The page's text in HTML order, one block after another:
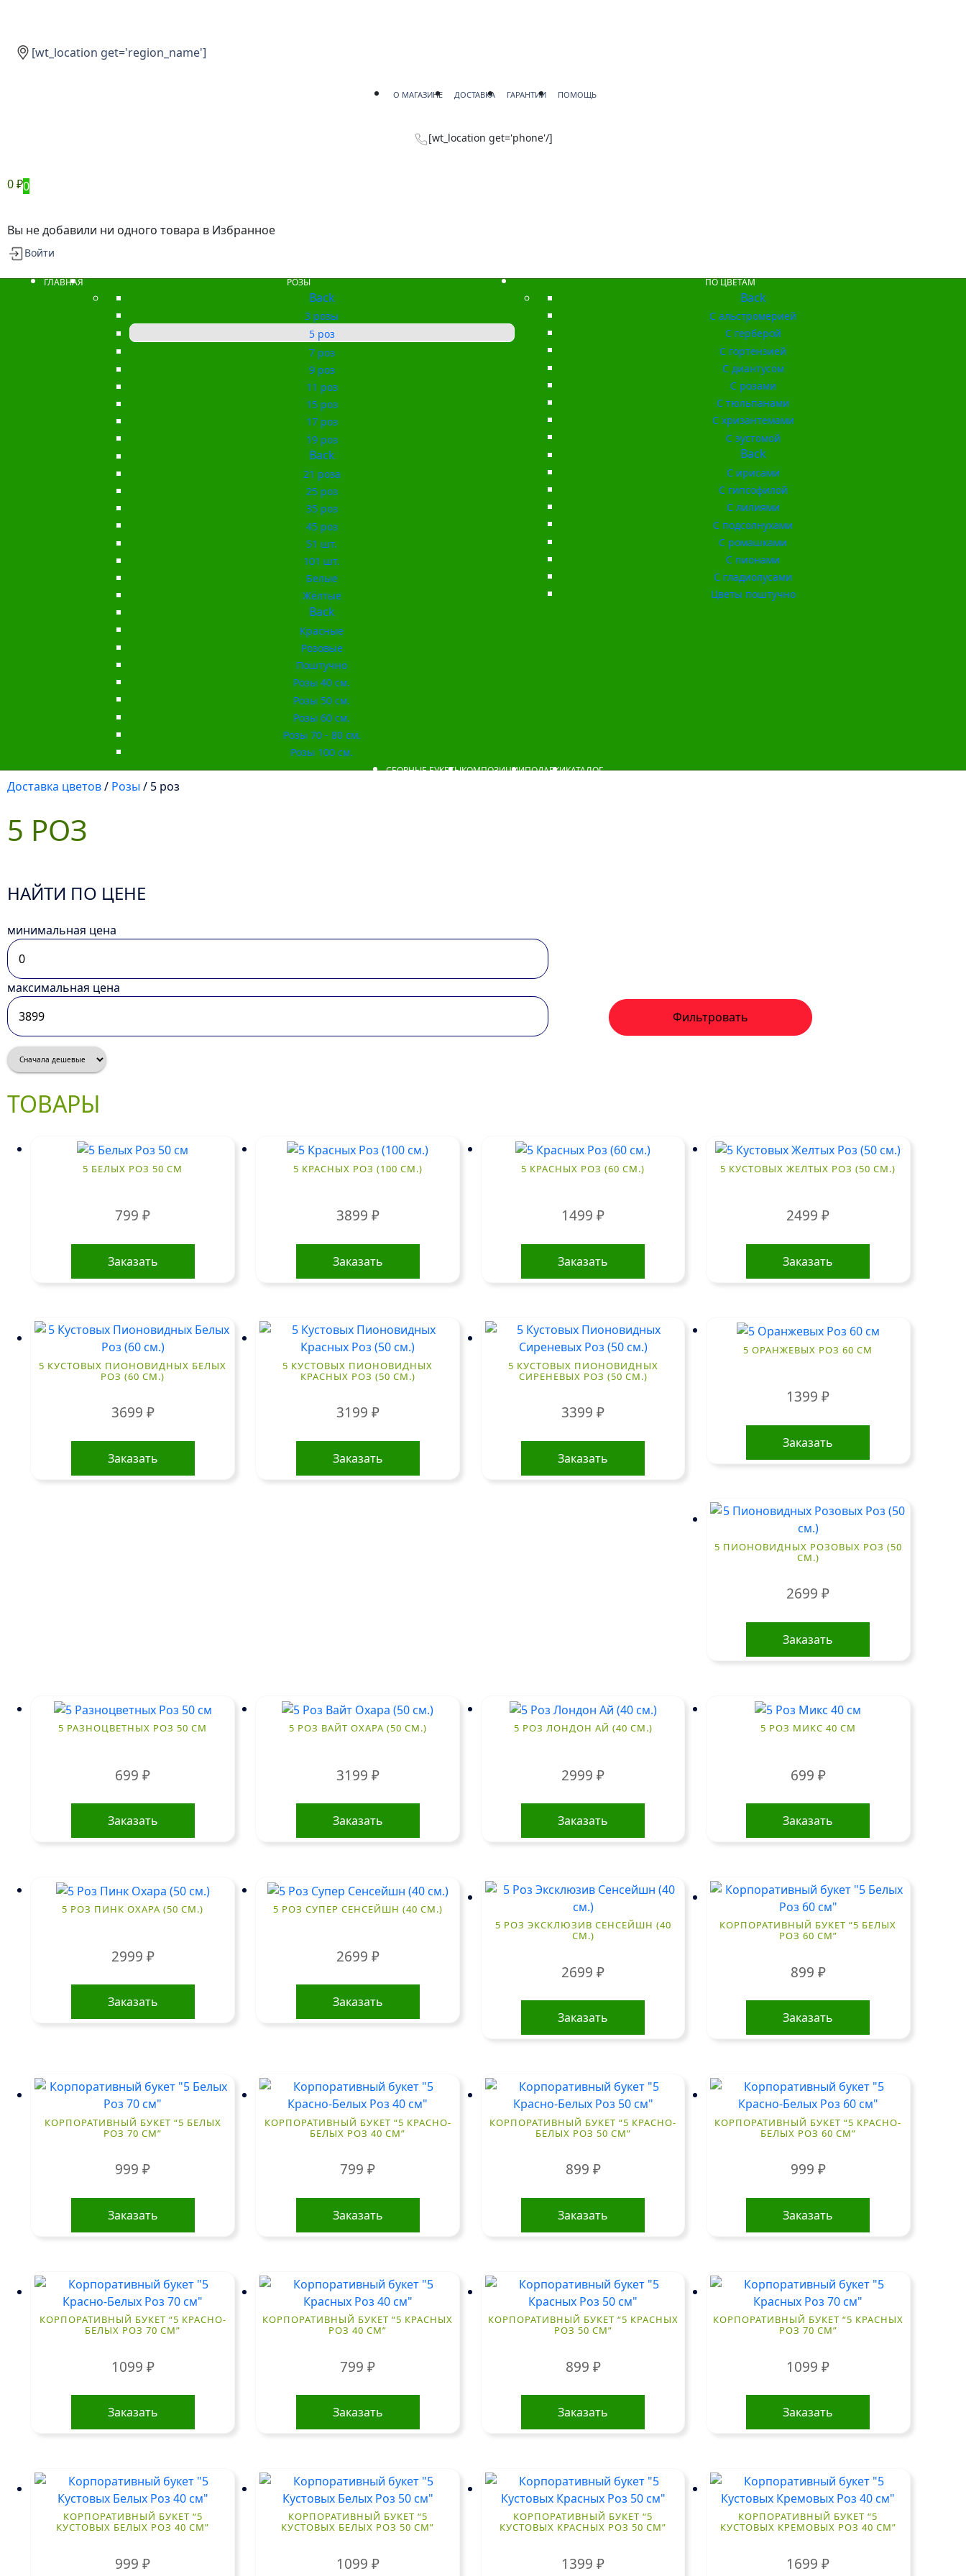
[wt_location get='region_name']
О МАГАЗИНЕ ДОСТАВКА ГАРАНТИИ ПОМОЩЬ
[wt_location get='phone'/]
0₽0
Вы не добавили ни одного товара в Избранное
Войти
ГЛАВНАЯ РОЗЫ
Back
3 розы
5 роз
7 роз
9 роз
11 роз
15 роз
17 роз
19 роз
Back
21 роза
25 роз
35 роз
45 роз
51 шт.
101 шт.
Белые
Жёлтые
Back
Красные
Розовые
Поштучно
Розы 40 см.
Розы 50 см.
Розы 60 см.
Розы 70 - 80 см.
Розы 100 см.
ПО ЦВЕТАМ
Back
С альстромерией
С герберой
С гортензией
С диантусом
С розами
С тюльпанами
С хризантемами
С эустомой
Back
С ирисами
С гипсофилой
С лилиями
С подсолнухами
С ромашками
С пионами
С гладиолусами
Цветы поштучно
СБОРНЫЕ БУКЕТЫКОМПОЗИЦИИПОДАРКИКАТАЛОГ
Доставка цветов/ Розы / 5 роз
5 РОЗ
НАЙТИ ПО ЦЕНЕ
минимальная цена
максимальная цена
Фильтровать
ТОВАРЫ
5 БЕЛЫХ РОЗ 50 СМ
799₽
Заказать
5 КРАСНЫХ РОЗ (100 СМ.)
3899 ₽
Заказать
5 КРАСНЫХ РОЗ (60 СМ.)
1499 ₽
Заказать
5 КУСТОВЫХ ЖЕЛТЫХ РОЗ (50 СМ.)
2499₽
Заказать
5 КУСТОВЫХ ПИОНОВИДНЫХ БЕЛЫХ
РОЗ (60 СМ.)
3699 ₽
Заказать
5 КУСТОВЫХ ПИОНОВИДНЫХ
КРАСНЫХ РОЗ (50 СМ.)
3199 ₽
Заказать
5 КУСТОВЫХ ПИОНОВИДНЫХ
СИРЕНЕВЫХ РОЗ (50 СМ.)
3399 ₽
Заказать
5 ОРАНЖЕВЫХ РОЗ 60 СМ
1399₽
Заказать
5 ПИОНОВИДНЫХ РОЗОВЫХ РОЗ (50
СМ.)
2699₽
Заказать
5 РАЗНОЦВЕТНЫХ РОЗ 50 СМ
699₽
Заказать
5 РОЗ ВАЙТ ОХАРА (50 СМ.)
3199 ₽
Заказать
5 РОЗ ЛОНДОН АЙ (40 СМ.)
2999 ₽
Заказать
5 РОЗ МИКС 40 СМ
699 ₽
Заказать
5 РОЗ ПИНК ОХАРА (50 СМ.)
2999 ₽
Заказать
5 РОЗ СУПЕР СЕНСЕЙШН (40 СМ.)
2699 ₽
Заказать
5 РОЗ ЭКСКЛЮЗИВ СЕНСЕЙШН (40
СМ.)
2699 ₽
Заказать
КОРПОРАТИВНЫЙ БУКЕТ “5 БЕЛЫХ
РОЗ 60 СМ”
899 ₽
Заказать
КОРПОРАТИВНЫЙ БУКЕТ “5 БЕЛЫХ
РОЗ 70 СМ”
999₽
Заказать
КОРПОРАТИВНЫЙ БУКЕТ “5 КРАСНО-
БЕЛЫХ РОЗ 40 СМ”
799₽
Заказать
КОРПОРАТИВНЫЙ БУКЕТ “5 КРАСНО-
БЕЛЫХ РОЗ 50 СМ”
899 ₽
Заказать
КОРПОРАТИВНЫЙ БУКЕТ “5 КРАСНО-
БЕЛЫХ РОЗ 60 СМ”
999 ₽
Заказать
КОРПОРАТИВНЫЙ БУКЕТ “5 КРАСНО-
БЕЛЫХ РОЗ 70 СМ”
1099 ₽
Заказать
КОРПОРАТИВНЫЙ БУКЕТ “5 КРАСНЫХ
РОЗ 40 СМ”
799₽
Заказать
КОРПОРАТИВНЫЙ БУКЕТ “5 КРАСНЫХ
РОЗ 50 СМ”
899 ₽
Заказать
КОРПОРАТИВНЫЙ БУКЕТ “5 КРАСНЫХ
РОЗ 70 СМ”
1099₽
Заказать
КОРПОРАТИВНЫЙ БУКЕТ “5
КУСТОВЫХ БЕЛЫХ РОЗ 40 СМ”
999₽
КОРПОРАТИВНЫЙ БУКЕТ “5
КУСТОВЫХ БЕЛЫХ РОЗ 50 СМ”
1099 ₽
КОРПОРАТИВНЫЙ БУКЕТ “5
КУСТОВЫХ КРАСНЫХ РОЗ 50 СМ”
1399 ₽
КОРПОРАТИВНЫЙ БУКЕТ “5
КУСТОВЫХ КРЕМОВЫХ РОЗ 40 СМ”
1699₽